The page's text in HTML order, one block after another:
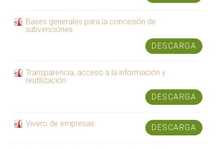
Bases generales para la concesión de
subvenciones
DESCARGA
Transparencia, acceso a la información y
reutilización
DESCARGA
Vivero de empresas DESCARGA